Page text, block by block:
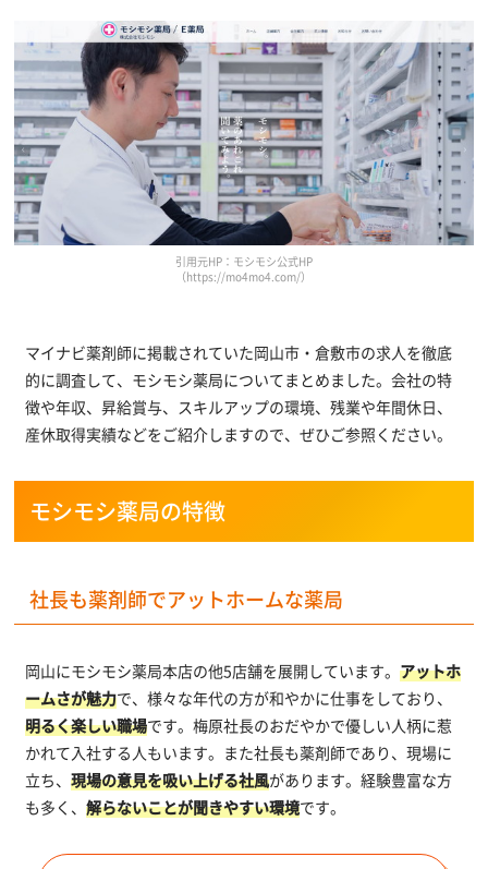
引用元HP：モシモシ公式HP
（https://mo4mo4.com/）
マイナビ薬剤師に掲載されていた岡山市・倉敷市の求人を徹底
的に調査して、モシモシ薬局についてまとめました。会社の特
徴や年収、昇給賞与、スキルアップの環境、残業や年間休日、
産休取得実績などをご紹介しますので、ぜひご参照ください。
モシモシ薬局の特徴
社長も薬剤師でアットホームな薬局
岡山にモシモシ薬局本店の他5店舗を展開しています。アットホ
ームさが魅力で、様々な年代の方が和やかに仕事をしており、
明るく楽しい職場です。梅原社長のおだやかで優しい人柄に惹
かれて入社する人もいます。また社長も薬剤師であり、現場に
立ち、現場の意見を吸い上げる社風があります。経験豊富な方
も多く、解らないことが聞きやすい環境です。